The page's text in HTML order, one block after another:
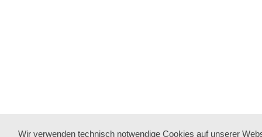
Wir verwenden technisch notwendige Cookies auf unserer